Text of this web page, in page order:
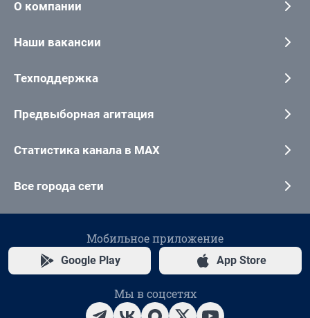
О компании
Наши вакансии
Техподдержка
Предвыборная агитация
Статистика канала в MAX
Все города сети
Мобильное приложение
Google Play App Store
Мы в соцсетях